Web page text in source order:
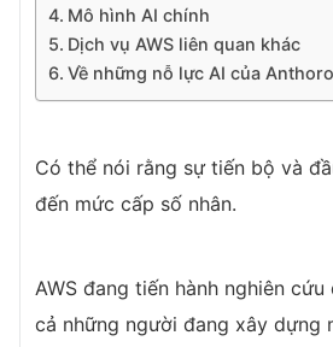
Mô hình AI chính
Dịch vụ AWS liên quan khác
Về những nỗ lực AI của
Có thể nói rằng sự tiến bộ và
đến mức cấp số nhân.
AWS đang tiến hành nghiên
cả những người đang xây dựng